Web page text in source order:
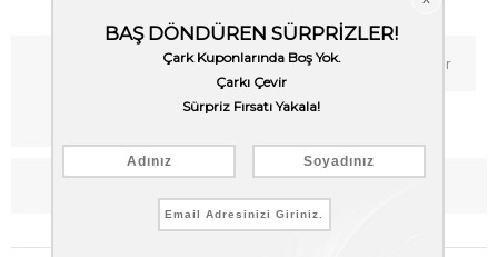
Fiyat Düşünce Haber Ver